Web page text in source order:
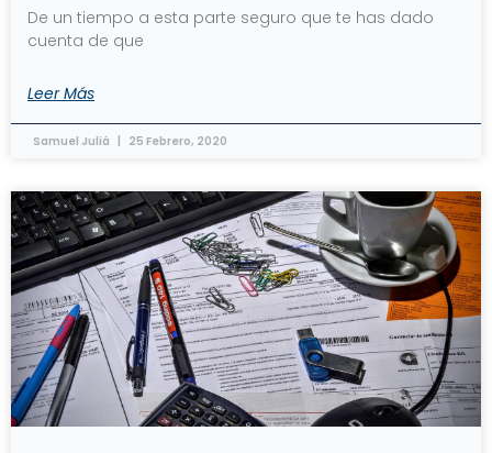
De un tiempo a esta parte seguro que te has dado
cuenta de que
Leer Más
Samuel Juliá 25 Febrero, 2020